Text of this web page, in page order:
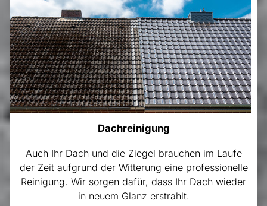
Dachreinigung
Auch Ihr Dach und die Ziegel brauchen im Laufe
der Zeit aufgrund der Witterung eine professionelle
Reinigung. Wir sorgen dafür, dass Ihr Dach wieder
in neuem Glanz erstrahlt.